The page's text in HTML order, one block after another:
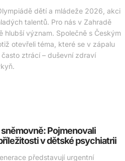
dětí a mládeže 2026, akci
talentů. Pro nás v Zahradě
hlubší význam. Společně s Českým
otevřeli téma, které se v zápalu
ztrácí – duševní zdraví
Pojmenovali
v dětské psychiatrii
představují urgentní